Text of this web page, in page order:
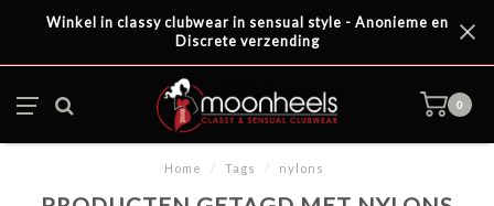
Winkel in classy clubwear in sensual style - Anonieme en
Discrete verzending
0
Home / Tags / nylons